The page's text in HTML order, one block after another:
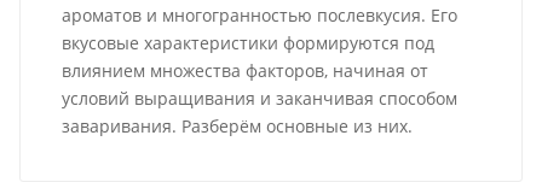
ароматов и многогранностью послевкусия. Его
вкусовые характеристики формируются под
влиянием множества факторов, начиная от
условий выращивания и заканчивая способом
заваривания. Разберём основные из них.